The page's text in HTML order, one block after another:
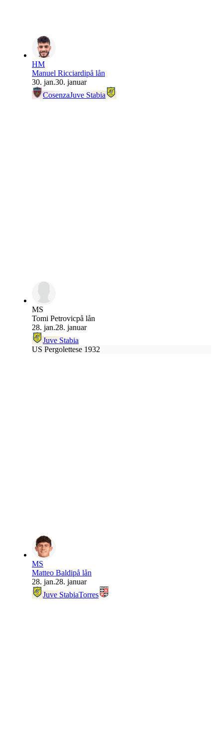
HM
Manuel Ricciardipå lån
30. jan.30. januar
CosenzaJuve Stabia
MS
Tomi Petrovicpå lån
28. jan.28. januar
Juve Stabia
US Pergolettese 1932
MS
Matteo Baldipå lån
28. jan.28. januar
Juve StabiaTorres